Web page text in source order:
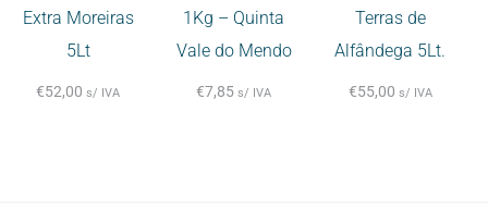
Extra Moreiras
5Lt
€52,00 s/ IVA
1Kg – Quinta
Vale do Mendo
€7,85 s/ IVA
Terras de
Alfândega 5Lt.
€55,00 s/ IVA